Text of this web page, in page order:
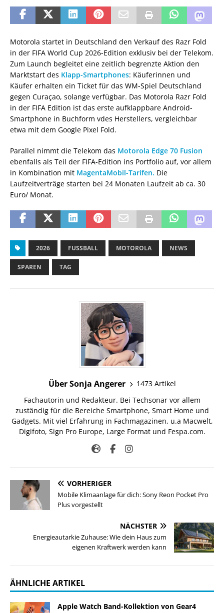
Motorola startet in Deutschland den Verkauf des Razr Fold
in der FIFA World Cup 2026-Edition exklusiv bei der Telekom.
Zum Launch begleitet eine zeitlich begrenzte Aktion den
Marktstart des Klapp-Smartphones: Käuferinnen und
Käufer erhalten ein Ticket für das WM-Spiel Deutschland
gegen Curaçao, solange verfügbar. Das Motorola Razr Fold
in der FIFA Edition ist das erste aufklappbare Android-
Smartphone in Buchform vdes Herstellers, vergleichbar
etwa mit dem Google Pixel Fold.
Parallel nimmt die Telekom das Motorola Edge 70 Fusion
ebenfalls als Teil der FIFA-Edition ins Portfolio auf, vor allem
in Kombination mit MagentaMobil-Tarifen. Die
Laufzeitverträge starten bei 24 Monaten Laufzeit ab ca. 30
Euro/ Monat.
2026 FUSSBALL MOTOROLA NEWS
SPAREN TAG
Über Sonja Angerer
1473 Artikel
Fachautorin und Redakteur. Bei Techsonar vor allem
zuständig für die Bereiche Smartphone, Smart Home und
Gadgets. Mit viel Erfahrung in Fachmagazinen, u.a Macwelt,
Digifoto, Sign Pro Europe, Large Format und Fespa.com.
VORHERIGER
Mobile Klimaanlage für dich: Sony Reon Pocket Pro
Plus vorgestellt
NÄCHSTER
Energieautarkie Zuhause: Wie dein Haus zum
eigenen Kraftwerk werden kann
ÄHNLICHE ARTIKEL
Apple Watch Band-Kollektion von Gear4